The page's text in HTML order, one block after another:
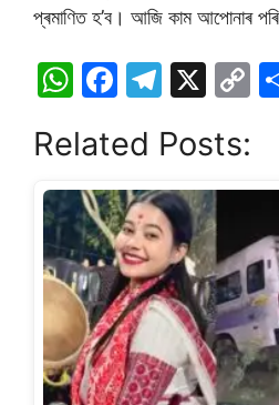
প্ৰমাণিত হ’ব। আজি কাম আপোনাৰ
W
at
s
A
p
p
F
c
e
b
o
o
k
T
e
gr
a
m
X
C
y
n
k
Related Posts: